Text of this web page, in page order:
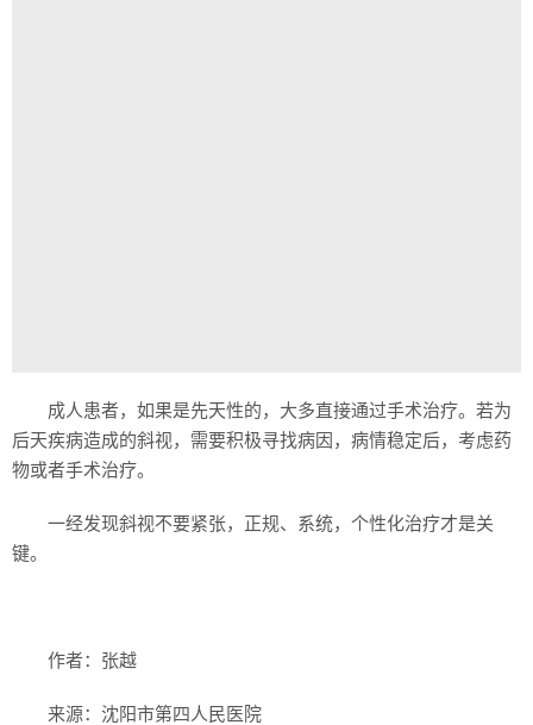
成人患者，如果是先天性的，大多直接通过手术治疗。若为
后天疾病造成的斜视，需要积极寻找病因，病情稳定后，考虑药
物或者手术治疗。
一经发现斜视不要紧张，正规、系统，个性化治疗才是关
键。
作者：张越
来源：沈阳市第四人民医院